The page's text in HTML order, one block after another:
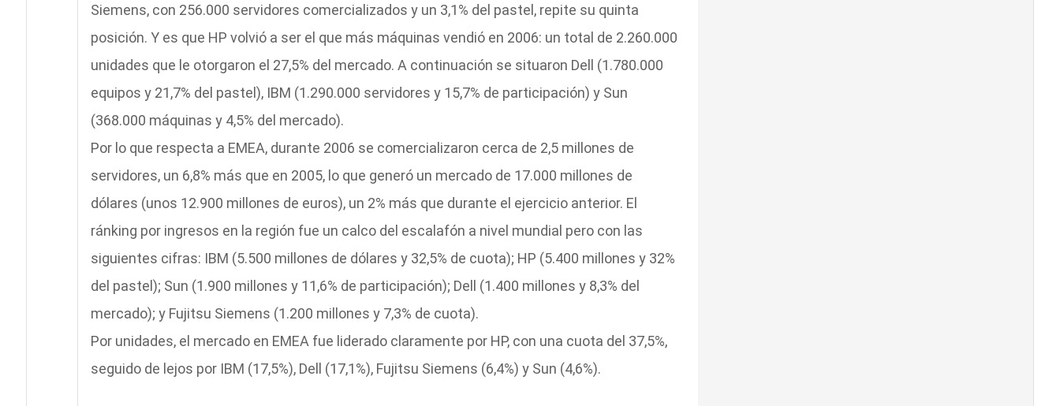
Siemens, con 256.000 servidores comercializados y un 3,1% del pastel, repite su quinta
posición. Y es que HP volvió a ser el que más máquinas vendió en 2006: un total de 2.260.000
unidades que le otorgaron el 27,5% del mercado. A continuación se situaron Dell (1.780.000
equipos y 21,7% del pastel), IBM (1.290.000 servidores y 15,7% de participación) y Sun
(368.000 máquinas y 4,5% del mercado).
Por lo que respecta a EMEA, durante 2006 se comercializaron cerca de 2,5 millones de
servidores, un 6,8% más que en 2005, lo que generó un mercado de 17.000 millones de
dólares (unos 12.900 millones de euros), un 2% más que durante el ejercicio anterior. El
ránking por ingresos en la región fue un calco del escalafón a nivel mundial pero con las
siguientes cifras: IBM (5.500 millones de dólares y 32,5% de cuota); HP (5.400 millones y 32%
del pastel); Sun (1.900 millones y 11,6% de participación); Dell (1.400 millones y 8,3% del
mercado); y Fujitsu Siemens (1.200 millones y 7,3% de cuota).
Por unidades, el mercado en EMEA fue liderado claramente por HP, con una cuota del 37,5%,
seguido de lejos por IBM (17,5%), Dell (17,1%), Fujitsu Siemens (6,4%) y Sun (4,6%).